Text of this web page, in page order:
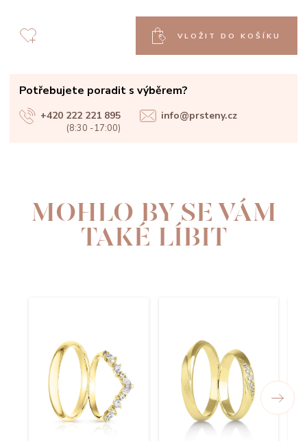
VLOŽIT DO KOŠÍKU
Potřebujete poradit s výběrem?
+420 222 221 895
(8:30 -17:00)
info@prsteny.cz
MOHLO BY SE VÁM
TAKÉ LÍBIT